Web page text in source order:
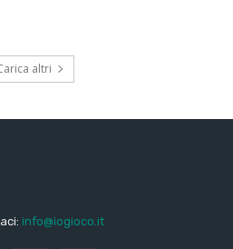
altri
info@iogioco.it